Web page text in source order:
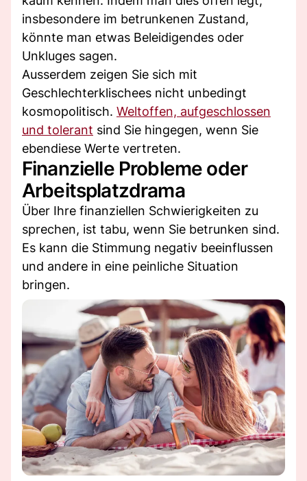
insbesondere im betrunkenen Zustand,
könnte man etwas Beleidigendes oder
Unkluges sagen.
Ausserdem zeigen Sie sich mit
Geschlechterklischees nicht unbedingt
kosmopolitisch. Weltoffen, aufgeschlossen
und tolerant sind Sie hingegen, wenn Sie
ebendiese Werte vertreten.
Finanzielle Probleme oder
Arbeitsplatzdrama
Über Ihre finanziellen Schwierigkeiten zu
sprechen, ist tabu, wenn Sie betrunken sind.
Es kann die Stimmung negativ beeinflussen
und andere in eine peinliche Situation
bringen.